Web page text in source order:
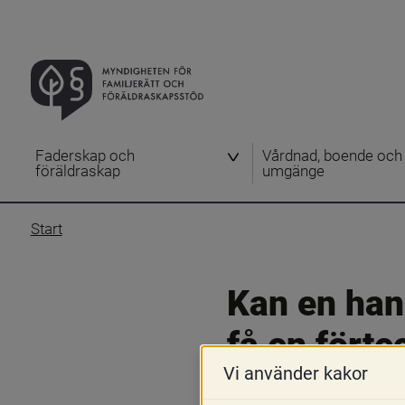
Faderskap och
föräldraskap
Vårdnad, boende och
umgänge
Start
Kan en
få en
namn?
Vi använder kakor